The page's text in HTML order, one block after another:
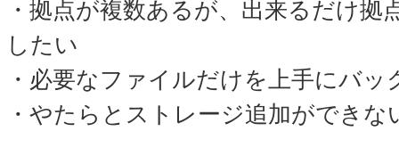
・拠点が複数あるが、出来るだけ拠
したい
・必要なファイルだけを上手にバ
・やたらとストレージ追加ができな